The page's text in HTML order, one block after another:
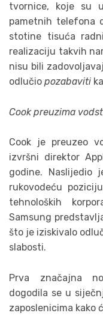
tvornice, koje su
pametnih telefona
stotine tisuća
realizaciju takvih
nisu bili
odlučio pozabaviti
Cook preuzima
Cook je preuzeo
izvršni direktor
godine. Naslijedio
rukovodeću
tehnoloških
Samsung
što je iziskivalo
slabosti.
Prva značajna
dogodila se u
zaposlenicima kako